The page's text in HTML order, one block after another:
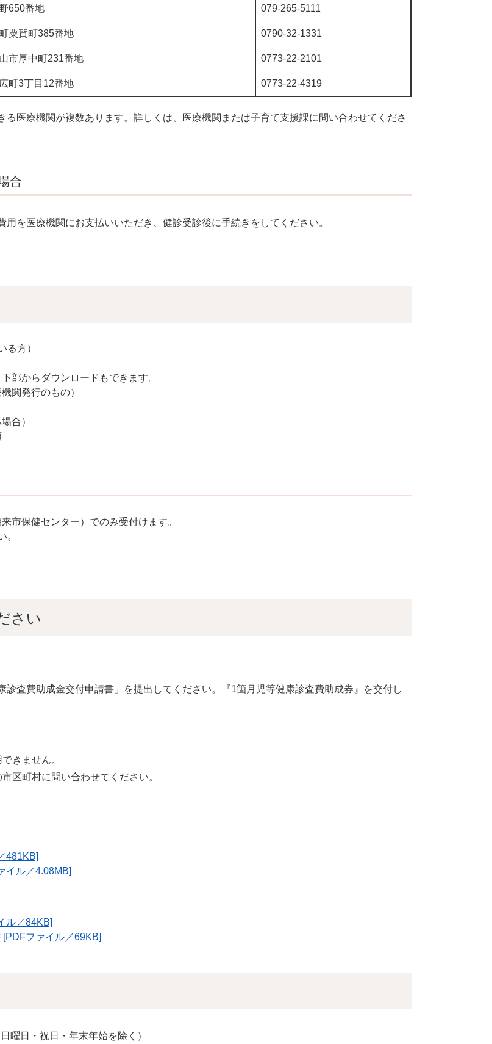
650番地 079-265-5111
粟賀町385番地 0790-32-1331
市厚中町231番地 0773-22-2101
町3丁目12番地 0773-22-4319
医療機関が複数あります。詳しくは、医療機関または子育て支援課に問い合わせてくださ
合
用を医療機関にお支払いいただき、健診受診後に手続きをしてください。
る方）
部からダウンロードもできます。
関発行のもの）
合）
市保健センター）でのみ受付けます。
。
さい
査費助成金交付申請書」を提出してください。『1箇月児等健康診査費助成券』を交付し
きません。
区町村に問い合わせてください。
481KB]
イル／4.08MB]
ル／84KB]
ファイル／69KB]
曜日・祝日・年末年始を除く）